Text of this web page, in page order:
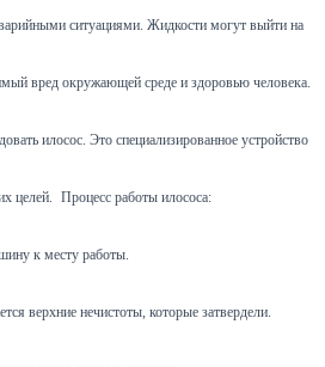
ситуациями. Жидкости могут выйти на
вред окружающей среде и здоровью человека.
илосос. Это специализированное устройство
целей. Процесс работы илососа:
к месту работы.
верхние нечистоты, которые затвердели.